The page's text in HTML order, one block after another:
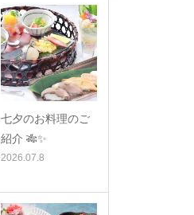
七夕のお料理のご
紹介 🎋✨
2026.07.8